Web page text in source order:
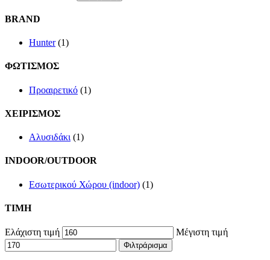
BRAND
Hunter (1)
ΦΩΤΙΣΜΟΣ
Προαιρετικό (1)
ΧΕΙΡΙΣΜΟΣ
Αλυσιδάκι (1)
INDOOR/OUTDOOR
Εσωτερικού Χώρου (indoor) (1)
TIMH
Ελάχιστη τιμή Μέγιστη τιμή
Φιλτράρισμα